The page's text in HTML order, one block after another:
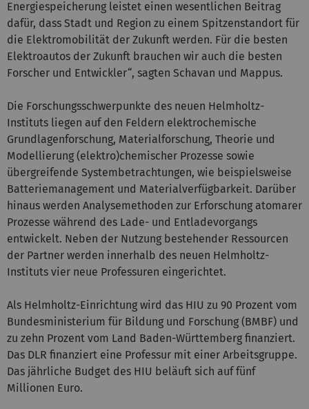
Energiespeicherung leistet einen wesentlichen Beitrag
dafür, dass Stadt und Region zu einem Spitzenstandort für
die Elektromobilität der Zukunft werden. Für die besten
Elektroautos der Zukunft brauchen wir auch die besten
Forscher und Entwickler“, sagten Schavan und Mappus.
Die Forschungsschwerpunkte des neuen Helmholtz-
Instituts liegen auf den Feldern elektrochemische
Grundlagenforschung, Materialforschung, Theorie und
Modellierung (elektro)chemischer Prozesse sowie
übergreifende Systembetrachtungen, wie beispielsweise
Batteriemanagement und Materialverfügbarkeit. Darüber
hinaus werden Analysemethoden zur Erforschung atomarer
Prozesse während des Lade- und Entladevorgangs
entwickelt. Neben der Nutzung bestehender Ressourcen
der Partner werden innerhalb des neuen Helmholtz-
Instituts vier neue Professuren eingerichtet.
Als Helmholtz-Einrichtung wird das HIU zu 90 Prozent vom
Bundesministerium für Bildung und Forschung (BMBF) und
zu zehn Prozent vom Land Baden-Württemberg finanziert.
Das DLR finanziert eine Professur mit einer Arbeitsgruppe.
Das jährliche Budget des HIU beläuft sich auf fünf
Millionen Euro.